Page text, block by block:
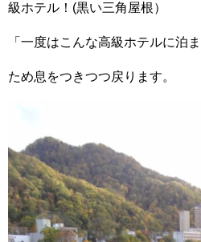
級ホテル！(黒い三角屋根）
「一度はこんな高級ホテルに泊
ため息をつきつつ戻ります。